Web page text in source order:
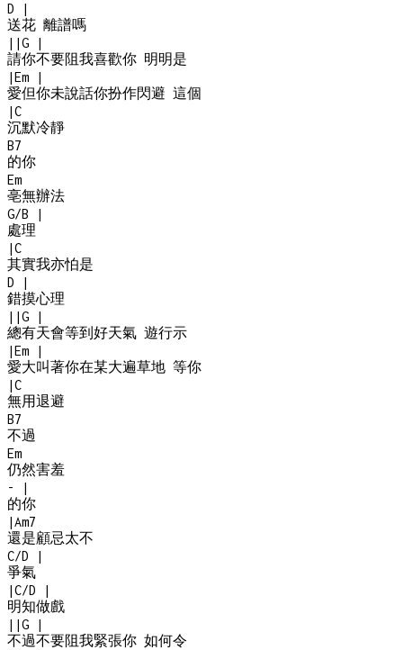
D
|
送花 離譜嗎
| |G
|
請你不要阻我喜歡你 明明是
|Em
|
愛但你未說話你扮作閃避 這個
|C
沉默冷靜
B7
的你
Em
亳無辦法
G/B
|
處理
|C
其實我亦怕是
D
|
錯摸心理
| |G
|
總有天會等到好天氣 遊行示
|Em
|
愛大叫著你在某大遍草地 等你
|C
無用退避
B7
不過
Em
仍然害羞
-
|
的你
|Am7
還是顧忌太不
C/D
|
爭氣
|C/D
|
明知做戲
| |G
|
不過不要阻我緊張你 如何令